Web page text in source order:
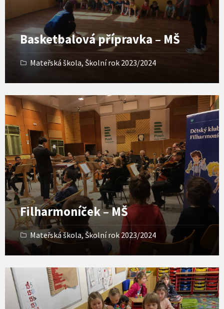
Basketbalová přípravka – MŠ
Mateřská škola, Školní rok 2023/2024
Filharmoníček – MŠ
Mateřská škola, Školní rok 2023/2024
Open
Gallery
Open
Gallery